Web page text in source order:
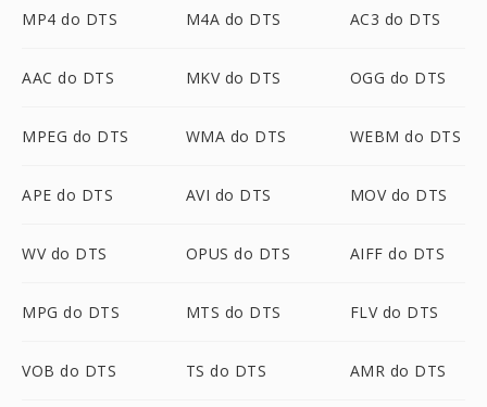
MP4 do DTS M4A do DTS AC3 do DTS
AAC do DTS MKV do DTS OGG do DTS
MPEG do DTS WMA do DTS WEBM do DTS
APE do DTS AVI do DTS MOV do DTS
WV do DTS OPUS do DTS AIFF do DTS
MPG do DTS MTS do DTS FLV do DTS
VOB do DTS TS do DTS AMR do DTS